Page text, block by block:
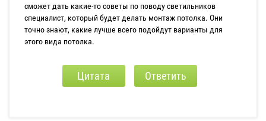
сможет дать какие-то советы по поводу светильников
специалист, который будет делать монтаж потолка. Они
точно знают, какие лучше всего подойдут варианты для
этого вида потолка.
Цитата Ответить